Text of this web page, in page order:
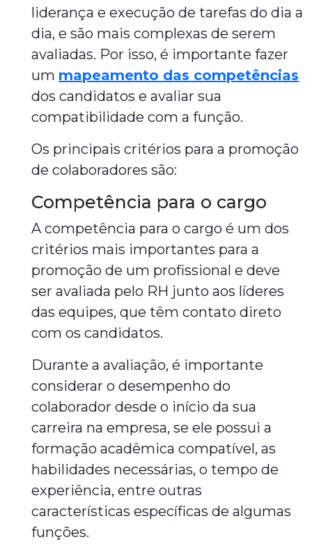
liderança e execução de tarefas do dia a
dia, e são mais complexas de serem
avaliadas. Por isso, é importante fazer
um mapeamento das competências
dos candidatos e avaliar sua
compatibilidade com a função.
Os principais critérios para a promoção
de colaboradores são:
Competência para o cargo
A competência para o cargo é um dos
critérios mais importantes para a
promoção de um profissional e deve
ser avaliada pelo RH junto aos líderes
das equipes, que têm contato direto
com os candidatos.
Durante a avaliação, é importante
considerar o desempenho do
colaborador desde o início da sua
carreira na empresa, se ele possui a
formação acadêmica compatível, as
habilidades necessárias, o tempo de
experiência, entre outras
características específicas de algumas
funções.